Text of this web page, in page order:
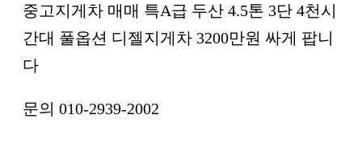
중고지게차 매매 특A급 두산 4.5톤 3단 4천시
간대 풀옵션 디젤지게차 3200만원 싸게 팝니
다
문의 010-2939-2002